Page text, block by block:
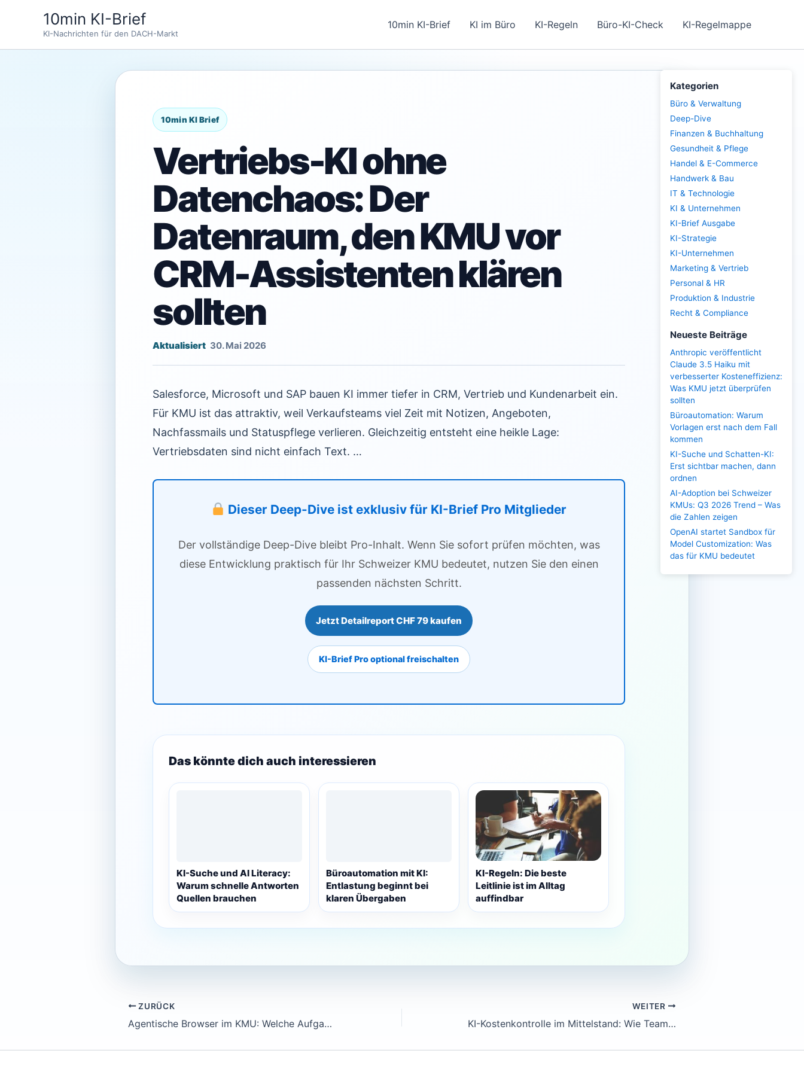
10min KI-Brief
KI-Nachrichten für den DACH-Markt
10min KI-Brief KI im Büro KI-Regeln Büro-KI-Check KI-Regelmappe
Vertriebs-KI ohne
Datenchaos: Der
Datenraum, den KMU vor
CRM-Assistenten klären
sollten
30. Mai 2026
Salesforce, Microsoft und SAP bauen KI immer tiefer in CRM, Vertrieb und Kundenarbeit ein.
Für KMU ist das attraktiv, weil Verkaufsteams viel Zeit mit Notizen, Angeboten,
Nachfassmails und Statuspflege verlieren. Gleichzeitig entsteht eine heikle Lage:
Vertriebsdaten sind nicht einfach Text. …
Dieser Deep-Dive ist exklusiv für KI-Brief Pro Mitglieder
Der vollständige Deep-Dive bleibt Pro-Inhalt. Wenn Sie sofort prüfen möchten, was
diese Entwicklung praktisch für Ihr Schweizer KMU bedeutet, nutzen Sie den einen
passenden nächsten Schritt.
Jetzt Detailreport CHF 79 kaufen
KI-Brief Pro optional freischalten
Das könnte dich auch interessieren
KI-Suche und AI Literacy:
Warum schnelle Antworten
Quellen brauchen
Büroautomation mit KI:
Entlastung beginnt bei
klaren Übergaben
KI-Regeln: Die beste
Leitlinie ist im Alltag
auffindbar
ZURÜCK
Agentische Browser im KMU: Welche Aufgaben KI wirklich selbst ausführen darf
WEITER
KI-Kostenkontrolle im Mittelstand: Wie Teams Nutzen messen, bevor Lizenzen wachsen
Kategorien
Büro & Verwaltung
Deep-Dive
Finanzen & Buchhaltung
Gesundheit & Pflege
Handel & E-Commerce
Handwerk & Bau
IT & Technologie
KI & Unternehmen
KI-Brief Ausgabe
KI-Strategie
KI-Unternehmen
Marketing & Vertrieb
Personal & HR
Produktion & Industrie
Recht & Compliance
Neueste Beiträge
Anthropic veröffentlicht
Claude 3.5 Haiku mit
verbesserter Kosteneffizienz:
Was KMU jetzt überprüfen
sollten
Büroautomation: Warum
Vorlagen erst nach dem Fall
kommen
KI-Suche und Schatten-KI:
Erst sichtbar machen, dann
ordnen
AI-Adoption bei Schweizer
KMUs: Q3 2026 Trend – Was
die Zahlen zeigen
OpenAI startet Sandbox für
Model Customization: Was
das für KMU bedeutet